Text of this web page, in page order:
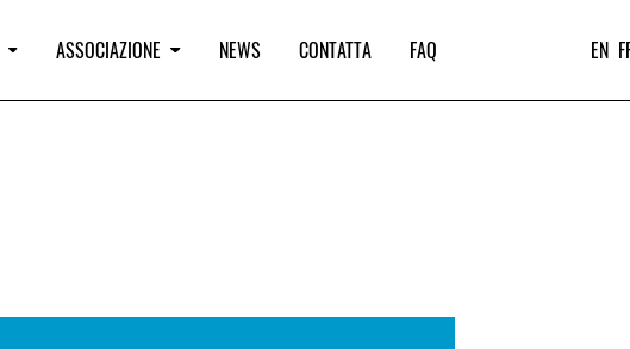
ASSOCIAZIONE NEWS CONTATTA FAQ EN